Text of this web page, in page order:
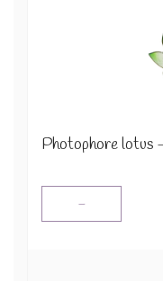
Photophore lotus
-